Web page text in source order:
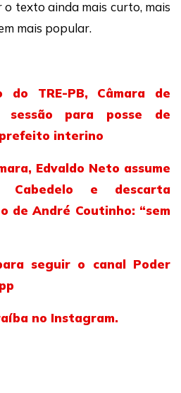
o texto ainda mais curto, mais
mais popular.
do TRE-PB, Câmara de
sessão para posse de
prefeito interino
Edvaldo Neto assume
e descarta
de André Coutinho: “sem
seguir o canal Poder
no Instagram.